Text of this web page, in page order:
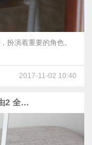
扮演着重要的角色。
2017-11-02 10:40
把宽带资源利用的满满当当——360安全路由2 全千兆